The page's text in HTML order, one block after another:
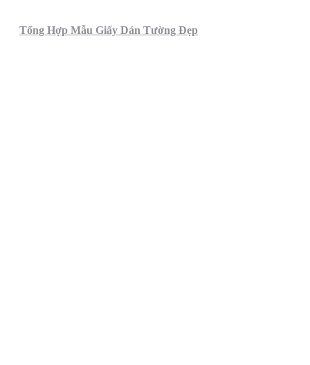
Tổng Hợp Mẫu Giấy Dán Tường Đẹp